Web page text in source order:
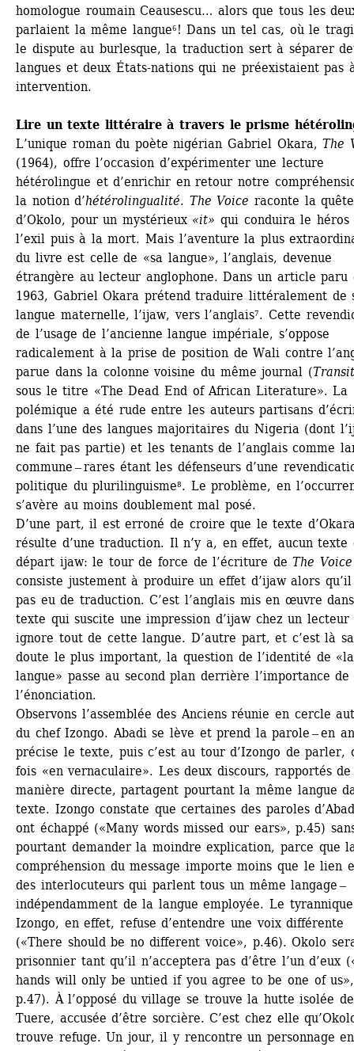
homologue roumain Ceausescu… alors que tous les
parlaient la même langue⁶! Dans un tel cas, où le
le dispute au burlesque, la traduction sert à séparer
langues et deux États-nations qui ne préexistaient pas
intervention.
Lire un texte littéraire à travers le prisme
L’unique roman du poète nigérian Gabriel Okara, The
(1964), offre l’occasion d’expérimenter une lecture
hétérolingue et d’enrichir en retour notre
la notion d’hétérolingualité. The Voice raconte la quête
d’Okolo, pour un mystérieux «it» qui conduira le héros
l’exil puis à la mort. Mais l’aventure la plus
du livre est celle de «sa langue», l’anglais, devenue
étrangère au lecteur anglophone. Dans un article paru
1963, Gabriel Okara prétend traduire littéralement de
langue maternelle, l’ijaw, vers l’anglais⁷. Cette
de l’usage de l’ancienne langue impériale, s’oppose
radicalement à la prise de position de Wali contre
parue dans la colonne voisine du même journal (
sous le titre «The Dead End of African Literature». La
polémique a été rude entre les auteurs partisans
dans l’une des langues majoritaires du Nigeria (dont
ne fait pas partie) et les tenants de l’anglais comme
commune ‒ rares étant les défenseurs d’une
politique du plurilinguisme⁸. Le problème, en
s’avère au moins doublement mal posé.
D’une part, il est erroné de croire que le texte
résulte d’une traduction. Il n’y a, en effet, aucun texte
départ ijaw: le tour de force de l’écriture de The Voice
consiste justement à produire un effet d’ijaw alors qu’il
pas eu de traduction. C’est l’anglais mis en œuvre
texte qui suscite une impression d’ijaw chez un lecteur
ignore tout de cette langue. D’autre part, et c’est là
doute le plus important, la question de l’identité de «la
langue» passe au second plan derrière l’importance de
l’énonciation.
Observons l’assemblée des Anciens réunie en cercle
du chef Izongo. Abadi se lève et prend la parole ‒ en
précise le texte, puis c’est au tour d’Izongo de parler,
fois «en vernaculaire». Les deux discours, rapportés de
manière directe, partagent pourtant la même langue
texte. Izongo constate que certaines des paroles
ont échappé («Many words missed our ears», p.45)
pourtant demander la moindre explication, parce que
compréhension du message importe moins que le lien
des interlocuteurs qui parlent tous un même langage ‒
indépendamment de la langue employée. Le tyrannique
Izongo, en effet, refuse d’entendre une voix différente
(«There should be no different voice», p.46). Okolo
prisonnier tant qu’il n’acceptera pas d’être l’un d’eux
hands will only be untied if you agree to be one of us»,
p.47). À l’opposé du village se trouve la hutte isolée de
Tuere, accusée d’être sorcière. C’est chez elle
trouve refuge. Un jour, il y rencontre un personnage